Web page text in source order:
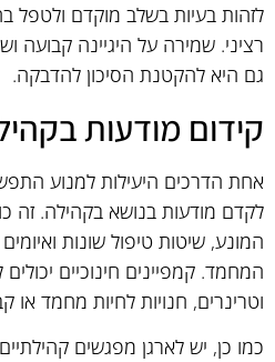
לזהות בעיות בשלב מוקדם ולטפל
רציני. שמירה על היגיינה קבועה
גם היא להקטנת הסיכון להדבקה.
קידום מודעות
אחת הדרכים היעילות למנוע
לקדם מודעות בנושא בקהילה. זה
המונע, שיטות טיפול שונות
המחמד. קמפיינים חינוכיים
וטרינרים, חנויות לחיות מחמד או
כמו כן, יש לארגן מפגשים